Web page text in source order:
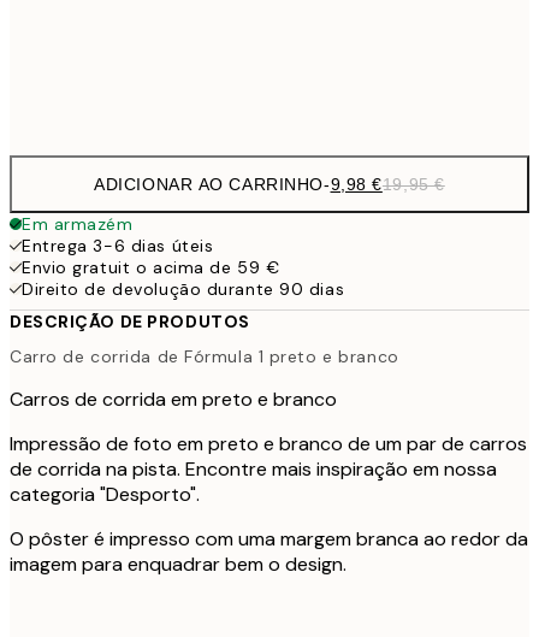
ADICIONAR AO CARRINHO-9,98 €19,95 €
Em armazém
Entrega 3-6 dias úteis
Envio gratuit o acima de 59 €
Direito de devolução durante 90 dias
DESCRIÇÃO DE PRODUTOS
Carro de corrida de Fórmula 1 preto e branco
Carros de corrida em preto e branco
Impressão de foto em preto e branco de um par de carros
de corrida na pista. Encontre mais inspiração em nossa
categoria "Desporto".
O pôster é impresso com uma margem branca ao redor da
imagem para enquadrar bem o design.